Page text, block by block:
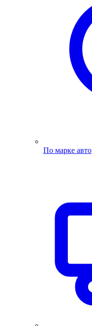
По марке авто